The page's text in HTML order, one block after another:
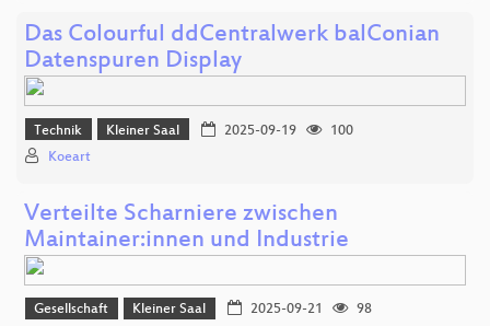
Das Colourful ddCentralwerk balConian
Datenspuren Display
Technik Kleiner Saal 2025-09-19
100
Koeart
Verteilte Scharniere zwischen
Maintainer:innen und Industrie
Gesellschaft Kleiner Saal 2025-09-21 98